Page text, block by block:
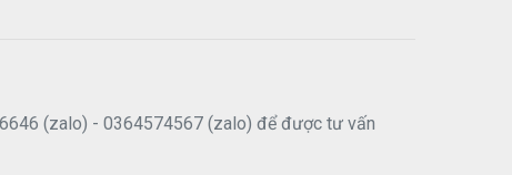
(zalo) - 0364574567 (zalo) để được tư vấn